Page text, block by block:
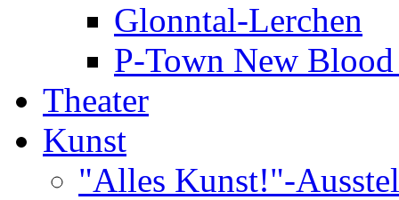
Glonntal-Lerchen
P-Town New Blood
Theater
Kunst
"Alles Kunst!"-